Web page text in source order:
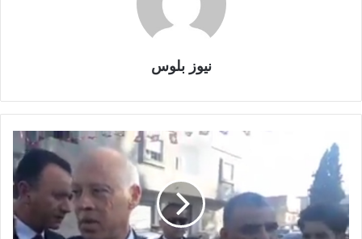
نيوز بلوس